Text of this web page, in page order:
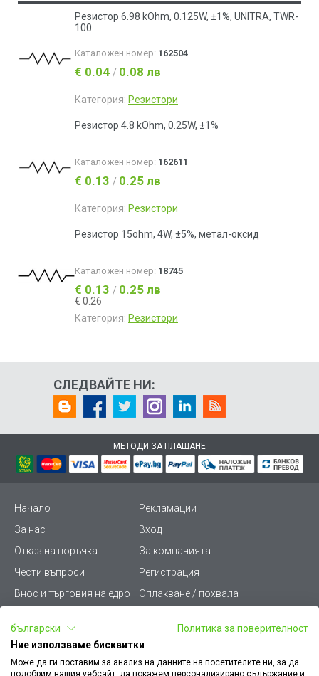
Резистор 6.98 kOhm, 0.125W, ±1%, UNITRA, ТWR-
100
Каталожен номер: 162504
€ 0.04 / 0.08 лв
Категория: Резистори
Резистор 4.8 kOhm, 0.25W, ±1%
Каталожен номер: 162611
€ 0.13 / 0.25 лв
Категория: Резистори
Резистор 15ohm, 4W, ±5%, метал-оксид
Каталожен номер: 18745
€ 0.13 / 0.25 лв
€ 0.26
Категория: Резистори
СЛЕДВАЙТЕ НИ:
МЕТОДИ ЗА ПЛАЩАНЕ
Начало
Рекламации
За нас
Вход
Отказ на поръчка
За компанията
Чести въпроси
Регистрация
Внос и търговия на едро
Оплакване / похвала
Условия за ползване
Стани дистрибутор
български
Политика за поверителност
Ние използваме бисквитки
Може да ги поставим за анализ на данните на посетителите ни, за да
подобрим нашия уебсайт, да покажем персонализирано съдържание и